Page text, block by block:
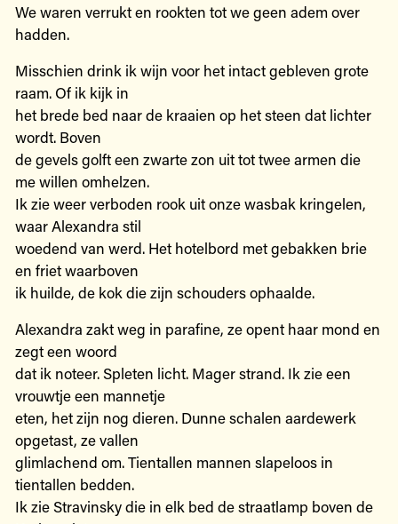
We waren verrukt en rookten tot we geen adem over
hadden.
Misschien drink ik wijn voor het intact gebleven grote
raam. Of ik kijk in
het brede bed naar de kraaien op het steen dat lichter
wordt. Boven
de gevels golft een zwarte zon uit tot twee armen die
me willen omhelzen.
Ik zie weer verboden rook uit onze wasbak kringelen,
waar Alexandra stil
woedend van werd. Het hotelbord met gebakken brie
en friet waarboven
ik huilde, de kok die zijn schouders ophaalde.
Alexandra zakt weg in parafine, ze opent haar mond en
zegt een woord
dat ik noteer. Spleten licht. Mager strand. Ik zie een
vrouwtje een mannetje
eten, het zijn nog dieren. Dunne schalen aardewerk
opgetast, ze vallen
glimlachend om. Tientallen mannen slapeloos in
tientallen bedden.
Ik zie Stravinsky die in elk bed de straatlamp boven de